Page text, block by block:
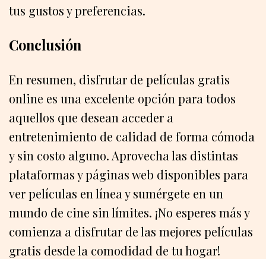
tus gustos y preferencias.
Conclusión
En resumen, disfrutar de películas gratis
online es una excelente opción para todos
aquellos que desean acceder a
entretenimiento de calidad de forma cómoda
y sin costo alguno. Aprovecha las distintas
plataformas y páginas web disponibles para
ver películas en línea y sumérgete en un
mundo de cine sin límites. ¡No esperes más y
comienza a disfrutar de las mejores películas
gratis desde la comodidad de tu hogar!